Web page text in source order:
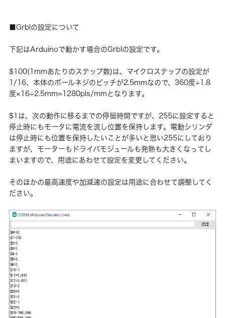
■Grblの設定について
下記はArduinoで動かす場合のGrblの設定です。
$100(1mmあたりのステップ数)は、マイクロステップの設定が
1/16、本体のボールネジのピッチが2.5mmなので、360度÷1.8
度×16÷2.5mm=1280pls/mmとなります。
$1は、次の動作に移るまでの停留時間ですが、255に設定すると
停止時にもモータに電流を流し位置を保持します。電動シリンダ
は停止時にも位置を保持したいことが多いと思い255にしており
ますが、モーターもドライバモジュールも発熱も大きくなってし
まいますので、用途にあわせて設定を変更してください。
そのほかの最高速度や加減速の設定は用途に合わせて調整してく
ださい。